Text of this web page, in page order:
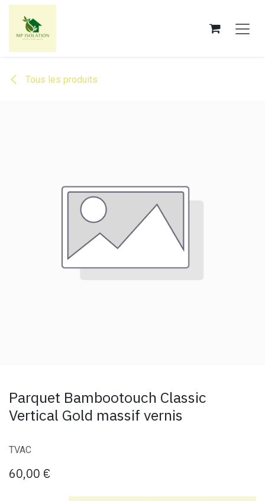
Se rendre au contenu
Tous les produits
Parquet Bambootouch Classic
Vertical Gold massif vernis
TVAC
60,00 €